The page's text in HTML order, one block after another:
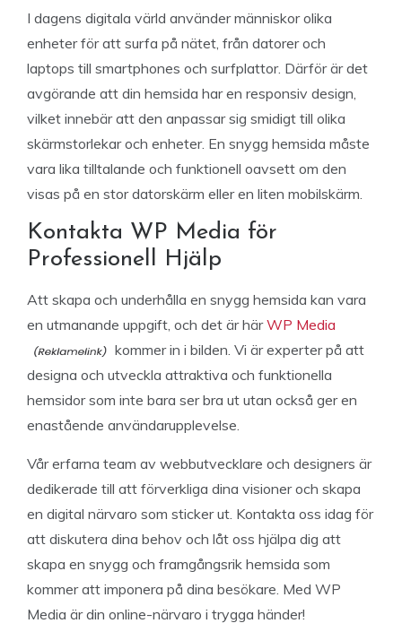
I dagens digitala värld använder människor olika
enheter för att surfa på nätet, från datorer och
laptops till smartphones och surfplattor. Därför är det
avgörande att din hemsida har en responsiv design,
vilket innebär att den anpassar sig smidigt till olika
skärmstorlekar och enheter. En snygg hemsida måste
vara lika tilltalande och funktionell oavsett om den
visas på en stor datorskärm eller en liten mobilskärm.
Kontakta WP Media för
Professionell Hjälp
Att skapa och underhålla en snygg hemsida kan vara
en utmanande uppgift, och det är härWP Media
kommer in i bilden. Vi är experter på att
designa och utveckla attraktiva och funktionella
hemsidor som inte bara ser bra ut utan också ger en
enastående användarupplevelse.
Vår erfarna team av webbutvecklare och designers är
dedikerade till att förverkliga dina visioner och skapa
en digital närvaro som sticker ut. Kontakta oss idag för
att diskutera dina behov och låt oss hjälpa dig att
skapa en snygg och framgångsrik hemsida som
kommer att imponera på dina besökare. Med WP
Media är din online-närvaro i trygga händer!